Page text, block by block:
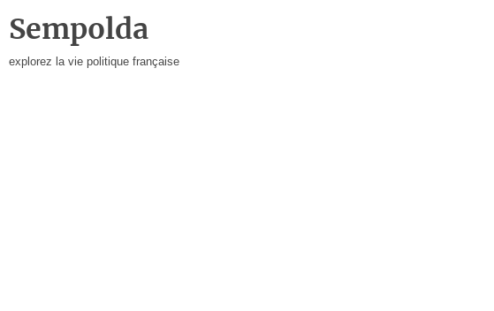
Sempolda
explorez la vie politique française